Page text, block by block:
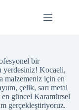
bir
yerdesiniz! Kocaeli,
malzemeniz için en
çelik, sarı metal
güncel Karamürsel
gerçekleştiriyoruz.